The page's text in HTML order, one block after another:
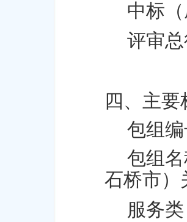
中标
评审
四、主
包组
包组
石桥市）
服务类